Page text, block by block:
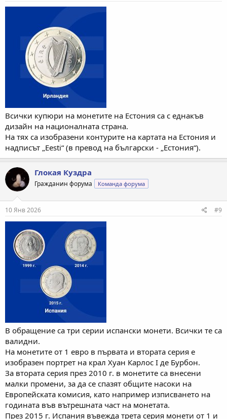
Всички купюри на монетите на Естония са с еднакъв
дизайн на националната страна.
На тях са изобразени контурите на картата на Естония и
надписът „Eesti“ (в превод на български - „Естония“).
Глокая Куздра
Гражданин форума Команда форума
10 Янв 2026 #9
В обращение са три серии испански монети. Всички те са
валидни.
На монетите от 1 евро в първата и втората серия е
изобразен портрет на крал Хуан Карлос I де Бурбон.
За втората серия през 2010 г. в монетите са внесени
малки промени, за да се спазят общите насоки на
Европейската комисия, като например изписването на
годината във вътрешната част на монетата.
През 2015 г. Испания въвежда трета серия монети от 1 и